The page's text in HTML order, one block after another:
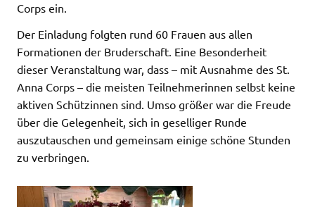
Corps ein.
Der Einladung folgten rund 60 Frauen aus allen
Formationen der Bruderschaft. Eine Besonderheit
dieser Veranstaltung war, dass – mit Ausnahme des St.
Anna Corps – die meisten Teilnehmerinnen selbst keine
aktiven Schützinnen sind. Umso größer war die Freude
über die Gelegenheit, sich in geselliger Runde
auszutauschen und gemeinsam einige schöne Stunden
zu verbringen.